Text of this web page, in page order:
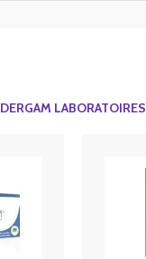
DERGAM LABORATOIRES